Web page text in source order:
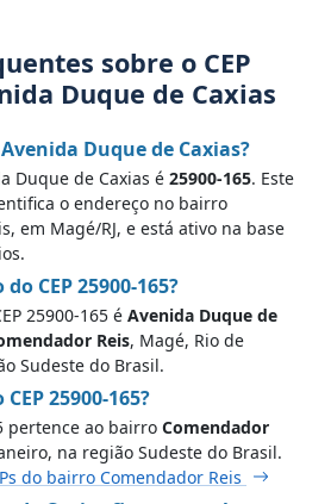
sobre o CEP
Duque de Caxias
Duque de Caxias?
Duque de Caxias é 25900-165. Este
o endereço no bairro
em Magé/RJ, e está ativo na base
CEP 25900-165?
25900-165 é Avenida Duque de
Reis, Magé, Rio de
Sudeste do Brasil.
25900-165?
pertence ao bairro Comendador
na região Sudeste do Brasil.
do bairro Comendador Reis